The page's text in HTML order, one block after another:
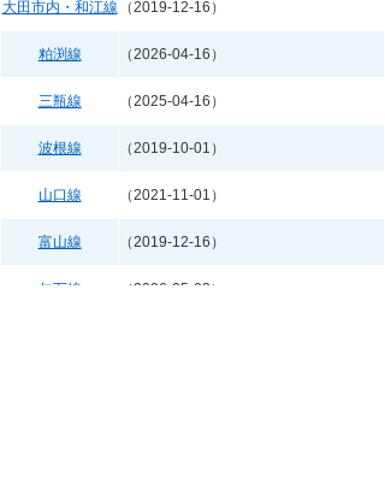
大田市内・和江線 （2019-12-16）
粕渕線 （2026-04-16）
三瓶線 （2025-04-16）
波根線 （2019-10-01）
山口線 （2021-11-01）
富山線 （2019-12-16）
仁万線 （2026-05-02）